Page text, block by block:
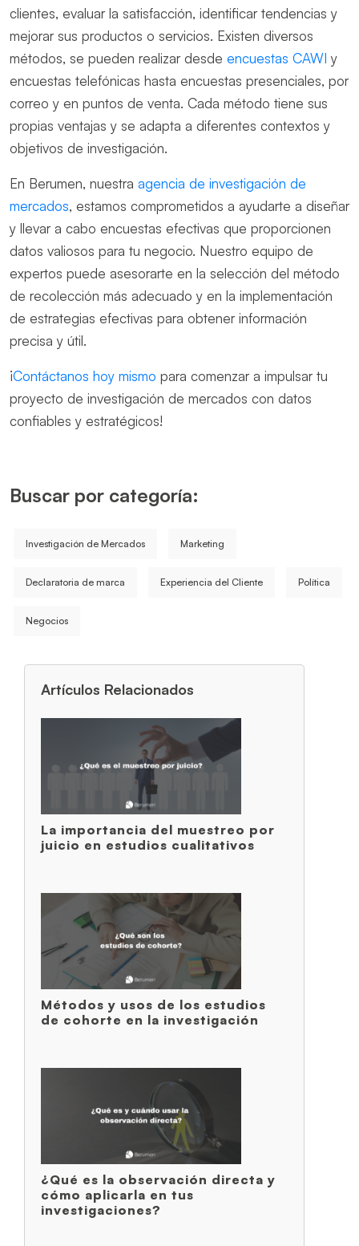
clientes, evaluar la satisfacción, identificar tendencias y
mejorar sus productos o servicios. Existen diversos
métodos, se pueden realizar desde encuestas CAWI y
encuestas telefónicas hasta encuestas presenciales, por
correo y en puntos de venta. Cada método tiene sus
propias ventajas y se adapta a diferentes contextos y
objetivos de investigación.
En Berumen, nuestra agencia de investigación de
mercados, estamos comprometidos a ayudarte a diseñar
y llevar a cabo encuestas efectivas que proporcionen
datos valiosos para tu negocio. Nuestro equipo de
expertos puede asesorarte en la selección del método
de recolección más adecuado y en la implementación
de estrategias efectivas para obtener información
precisa y útil.
¡Contáctanos hoy mismo para comenzar a impulsar tu
proyecto de investigación de mercados con datos
confiables y estratégicos!
Buscar por categoría:
Investigación de Mercados Marketing
Declaratoria de marca Experiencia del Cliente Política
Negocios
Artículos Relacionados
La importancia del muestreo por
juicio en estudios cualitativos
Métodos y usos de los estudios
de cohorte en la investigación
¿Qué es la observación directa y
cómo aplicarla en tus
investigaciones?